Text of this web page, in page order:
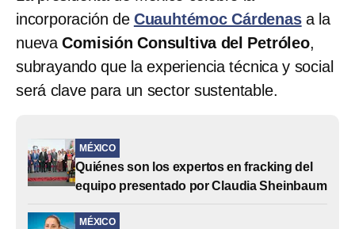
incorporación de Cuauhtémoc Cárdenasa la
nuevaComisión Consultiva del Petróleo,
subrayando que la experiencia técnica y social
será clave para un sector sustentable.
MÉXICO
Quiénes son los expertos en fracking del
equipo presentado por Claudia Sheinbaum
MÉXICO